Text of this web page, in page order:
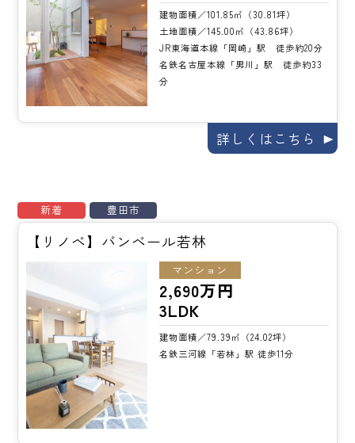
建物面積／101.85㎡（30.81坪）
土地面積／145.00㎡（43.86坪）
JR東海道本線「岡崎」駅 徒歩約20分
名鉄名古屋本線「男川」駅 徒歩約33
分
詳しくはこちら
新着 豊田市
【リノベ】バンベール若林
マンション
2,690万円
3LDK
建物面積／79.39㎡（24.02坪）
名鉄三河線「若林」駅 徒歩11分